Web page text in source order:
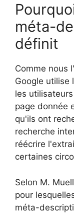
méta-
définit
Comme nous
Google utilise
les
page donnée
qu'ils ont
recherche
réécrire
certaines
Selon M.
pour
méta-